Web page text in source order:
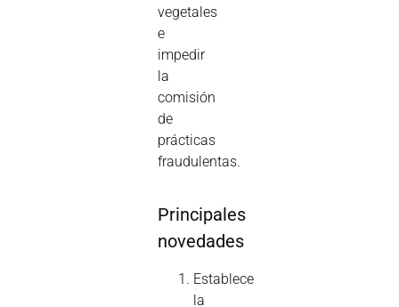
vegetales
e
impedir
la
comisión
de
prácticas
fraudulentas.
Principales
novedades
Establece
la